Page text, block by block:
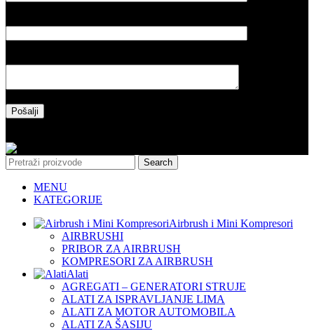
Search
MENU
KATEGORIJE
Airbrush i Mini Kompresori
AIRBRUSHI
PRIBOR ZA AIRBRUSH
KOMPRESORI ZA AIRBRUSH
Alati
AGREGATI – GENERATORI STRUJE
ALATI ZA ISPRAVLJANJE LIMA
ALATI ZA MOTOR AUTOMOBILA
ALATI ZA ŠASIJU